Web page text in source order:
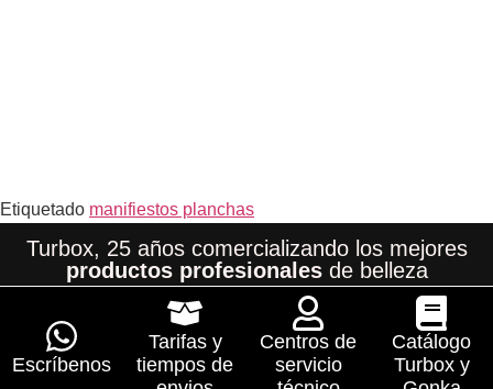
Etiquetado manifiestos planchas
Turbox, 25 años comercializando los mejores
productos profesionalesde belleza
Escríbenos
Tarifas y
tiempos de
Centros de
servicio
Catálogo
Turbox y